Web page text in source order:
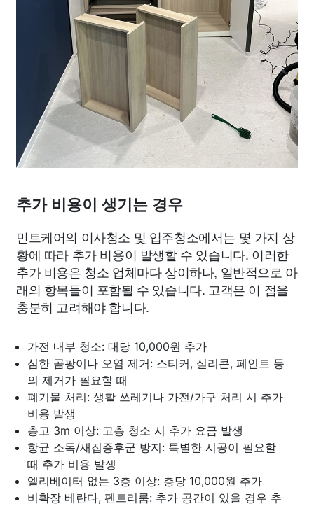
추가 비용이 생기는 경우
민트케어의 이사청소 및 입주청소에서는 몇 가지 상
황에 따라 추가 비용이 발생할 수 있습니다. 이러한
추가 비용은 청소 업체마다 상이하나, 일반적으로 아
래의 항목들이 포함될 수 있습니다. 고객은 이 점을
충분히 고려해야 합니다.
가전 내부 청소: 대당 10,000원 추가
심한 곰팡이나 오염 제거: 스티커, 실리콘, 페인트 등
의 제거가 필요할 때
폐기물 처리: 생활 쓰레기나 가전/가구 처리 시 추가
비용 발생
층고 3m 이상: 고층 청소 시 추가 요금 발생
항균 소독/새집증후군 방지: 특별한 시공이 필요할
때 추가 비용 발생
엘리베이터 없는 3층 이상: 층당 10,000원 추가
비확장 베란다, 펜트리룸: 추가 공간이 있을 경우 추